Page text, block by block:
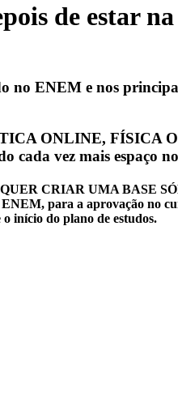
de estar
ENEM e nos
ONLINE,
cada vez mais espaço
CRIAR UMA BASE
para a aprovação
o início do plano de estudos.